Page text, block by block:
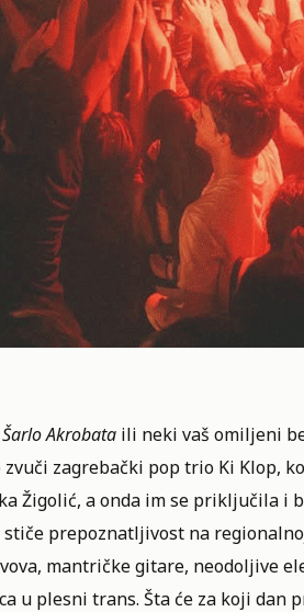
Akrobataili neki vaš omiljeni
zvuči zagrebački pop trio Ki Klop,
Žigolić, a onda im se priključila
prepoznatljivost na
mantričke gitare, neodoljive
u plesni trans. Šta će za koji